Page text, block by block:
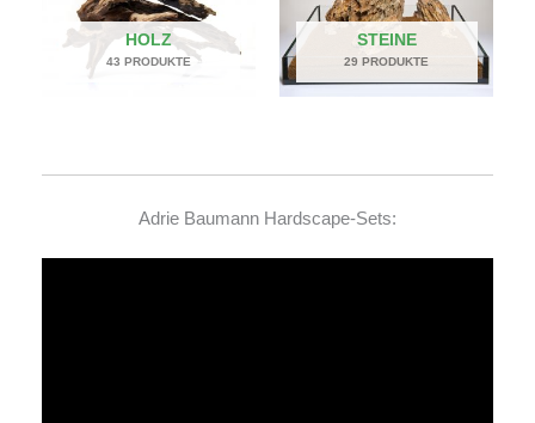
HOLZ
43 PRODUKTE
STEINE
29 PRODUKTE
Adrie Baumann Hardscape-Sets: